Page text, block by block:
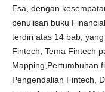
Esa, dengan
penulisan buku
terdiri atas 14 bab,
Fintech, Tema Fintech
Mapping,Pertumbuhan
Pengendalian Fintech,